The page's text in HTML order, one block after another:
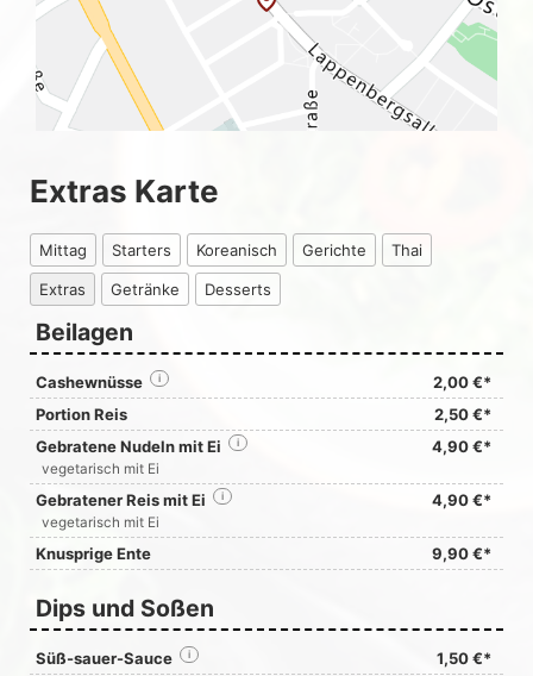
Extras Karte
Mittag Starters Koreanisch Gerichte Thai
Extras Getränke Desserts
Beilagen
Cashewnüsse 2,00 €*
i
Portion Reis
2,50 €*
Gebratene Nudeln mit Ei
4,90 €*
i
vegetarisch mit Ei
Gebratener Reis mit Ei 4,90 €*
i
vegetarisch mit Ei
Knusprige Ente 9,90 €*
Dips und Soßen
Süß-sauer-Sauce 1,50 €*
i